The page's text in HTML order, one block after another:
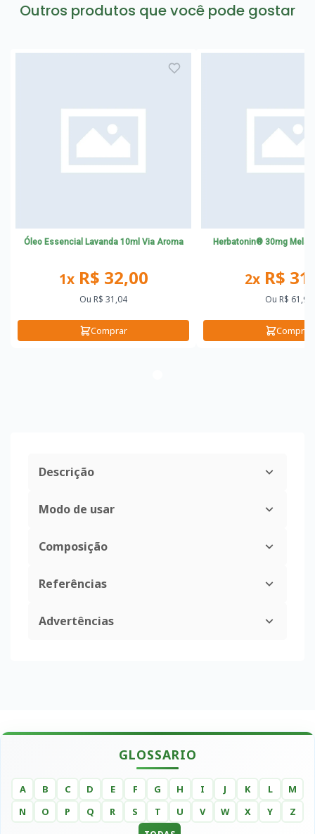
Outros produtos que você pode gostar
Óleo Essencial Lavanda 10ml Via Aroma
1xR$ 32,00
Ou R$ 31,04
Comprar
Herbatonin® 30mg
2xR$
Ou R$ 61,98
Comprar
Descrição
Modo de usar
Composição
Referências
Advertências
GLOSSARIO
A B C D E F G H I J K L
M
N
O P Q R S T U V W X Y Z